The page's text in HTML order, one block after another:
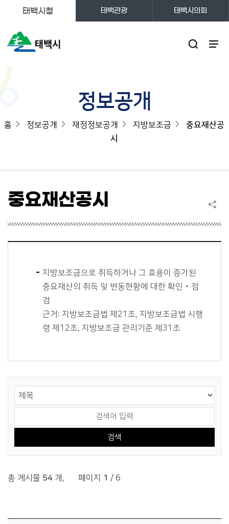
태백시청 태백관광 태백시의회
정보공개
홈 정보공개 재정정보공개 지방보조금
중요재산공
시
중요재산공시
지방보조금으로 취득하거나 그 효용이 증가된
중요재산의 취득 및 변동현황에 대한 확인‧점
검
근거: 지방보조금법 제21조, 지방보조금법 시행
령 제12조, 지방보조금 관리기준 제31조
총 게시물 54개 , 페이지 1 / 6
정보공개>재정정보공개>지방보조금>중요재산공시 목록 - 번호, 제목, 파일, 조회수, 작성일정보 제공